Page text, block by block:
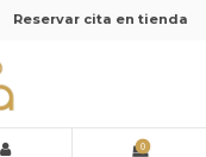
Reservar cita en tienda
0